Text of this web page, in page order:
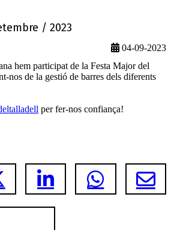
/ 2023
04-09-2023
hem participat de la Festa Major del
nos de la gestió de barres dels diferents
per fer-nos confiança!